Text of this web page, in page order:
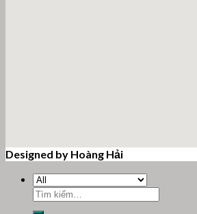
Designed by Hoàng Hải
Tìm
kiếm: